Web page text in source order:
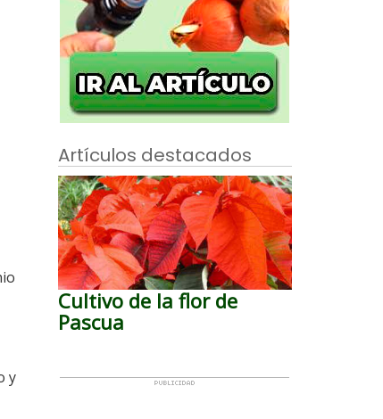
y
Artículos destacados
Cultivo de la flor de
Pascua